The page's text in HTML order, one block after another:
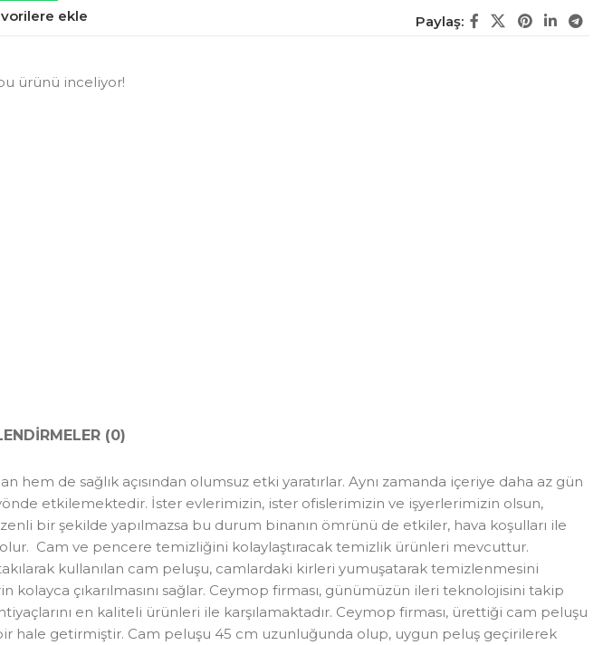
ekle
Paylaş:
ürünü inceliyor!
(0)
de sağlık açısından olumsuz etki yaratırlar. Aynı zamanda içeriye daha az gün
etkilemektedir. İster evlerimizin, ister ofislerimizin ve işyerlerimizin olsun,
bir şekilde yapılmazsa bu durum binanın ömrünü de etkiler, hava koşulları ile
Cam ve pencere temizliğini kolaylaştıracak temizlik ürünleri mevcuttur.
kullanılan cam peluşu, camlardaki kirleri yumuşatarak temizlenmesini
kolayca çıkarılmasını sağlar. Ceymop firması, günümüzün ileri teknolojisini takip
en kaliteli ürünleri ile karşılamaktadır. Ceymop firması, ürettiği cam peluşu
hale getirmiştir. Cam peluşu 45 cm uzunluğunda olup, uygun peluş geçirilerek